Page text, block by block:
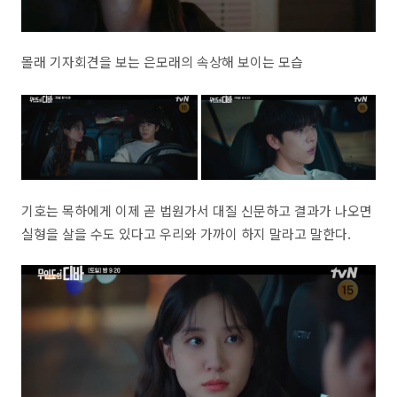
몰래 기자회견을 보는 은모래의 속상해 보이는 모습
기호는 목하에게 이제 곧 법원가서 대질 신문하고 결과가 나오면
실형을 살을 수도 있다고 우리와 가까이 하지 말라고 말한다.